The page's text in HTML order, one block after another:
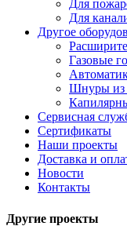
Для
Для
Другое
Газовые
Шнуры из
Сервисная
Сертификаты
Наши проекты
Доставка и
Новости
Контакты
Другие проекты